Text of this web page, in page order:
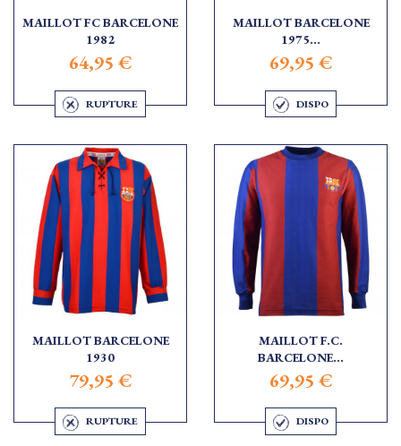
MAILLOT FC BARCELONE
1982
64,95 €
RUPTURE
MAILLOT BARCELONE
1975...
69,95 €
DISPO
MAILLOT BARCELONE
1930
79,95 €
RUPTURE
MAILLOT F.C.
BARCELONE...
69,95 €
DISPO